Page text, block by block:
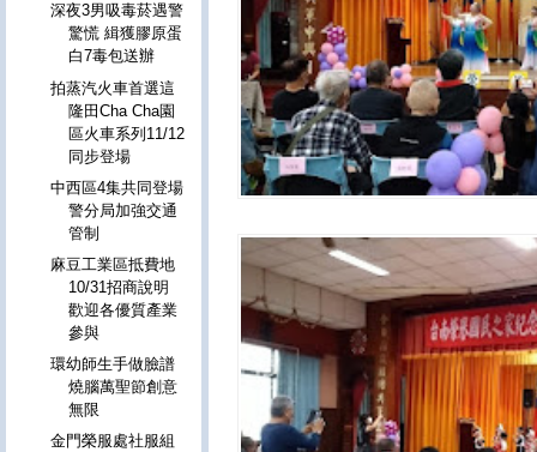
深夜3男吸毒菸遇警
驚慌 緝獲膠原蛋
白7毒包送辦
拍蒸汽火車首選這
隆田Cha Cha園
區火車系列11/12
同步登場
中西區4集共同登場
警分局加強交通
管制
麻豆工業區抵費地
10/31招商說明
歡迎各優質產業
參與
環幼師生手做臉譜
燒腦萬聖節創意
無限
金門榮服處社服組